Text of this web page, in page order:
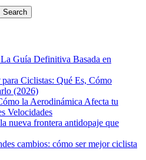
Search
Guía Definitiva Basada en
Ciclistas: Qué Es, Cómo
(2026)
la Aerodinámica Afecta tu
Velocidades
nueva frontera antidopaje que
cambios: cómo ser mejor ciclista